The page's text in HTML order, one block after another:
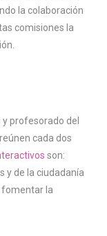
la colaboración
comisiones la
profesorado del
cada dos
son:
y de la ciudadanía
fomentar la